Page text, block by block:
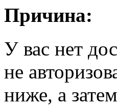
Причина:
У вас нет
не
ниже, а